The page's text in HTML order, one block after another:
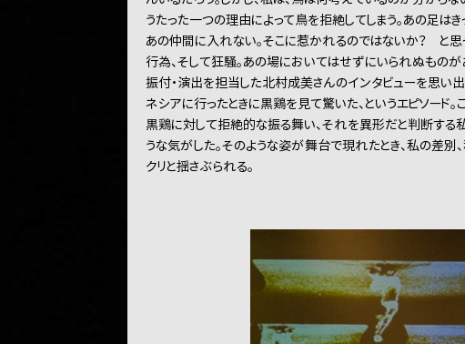
うたった一つの理由によって鳥を拒絶してしまう。あの足はき
あの仲間に入れない。そこに惹かれるのではないか？ と思
行為、そして狂騒。あの場においてはせずにいられぬもの
振付・演出を担当した北村成美さんのインタビューを思い出
ネシアに行ったときに黒鶏を見て驚いた、というエピソード。
黒鶏に対して拒絶的な振る舞い、それを異形だと判断する
うな気がした。そのような姿が舞台で現れたとき、私の差別
クリと揺さぶられる。